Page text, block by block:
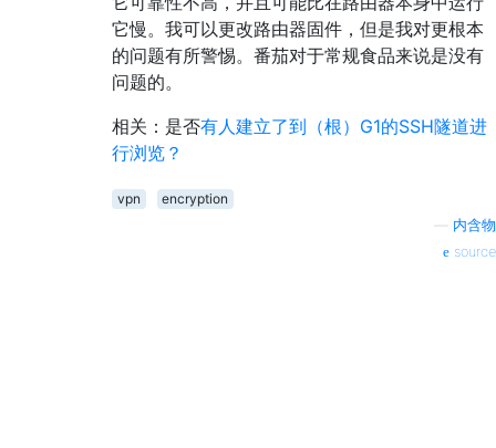
它慢。我可以更改路由器固件，但是我对更根本
的问题有所警惕。番茄对于常规食品来说是没有
问题的。
相关：是否有人建立了到（根）G1的SSH隧道进
行浏览？
vpn
encryption
内含物
source